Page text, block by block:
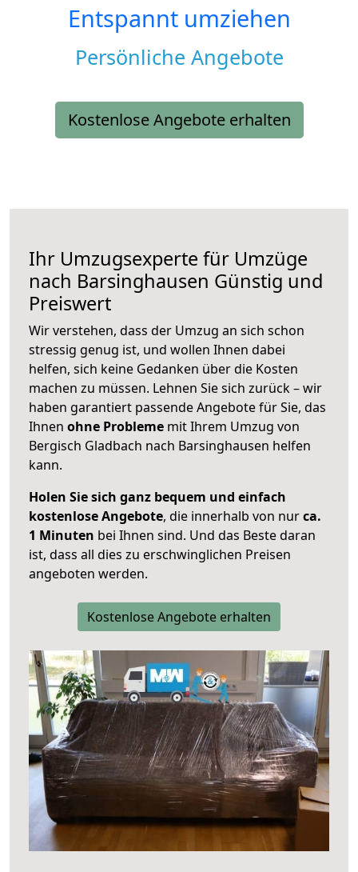
Entspannt umziehen
Persönliche Angebote
Kostenlose Angebote erhalten
Ihr Umzugsexperte für Umzüge
nach Barsinghausen Günstig und
Preiswert
Wir verstehen, dass der Umzug an sich schon
stressig genug ist, und wollen Ihnen dabei
helfen, sich keine Gedanken über die Kosten
machen zu müssen. Lehnen Sie sich zurück – wir
haben garantiert passende Angebote für Sie, das
Ihnen ohne Probleme mit Ihrem Umzug von
Bergisch Gladbach nach Barsinghausen helfen
kann.
Holen Sie sich ganz bequem und einfach
kostenlose Angebote, die innerhalb von nurca.
1 Minuten bei Ihnen sind. Und das Beste daran
ist, dass all dies zu erschwinglichen Preisen
angeboten werden.
Kostenlose Angebote erhalten